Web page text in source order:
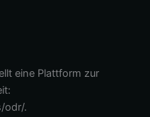
eine Plattform zur
odr/.